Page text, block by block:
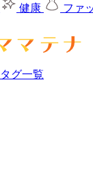
健康
ファ
タグ一覧